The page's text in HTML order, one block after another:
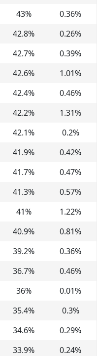
43% 0.36%
42.8% 0.26%
42.7% 0.39%
42.6% 1.01%
42.4% 0.46%
42.2% 1.31%
42.1% 0.2%
41.9% 0.42%
41.7% 0.47%
41.3% 0.57%
41% 1.22%
40.9% 0.81%
39.2% 0.36%
36.7% 0.46%
36% 0.01%
35.4% 0.3%
34.6% 0.29%
33.9% 0.24%